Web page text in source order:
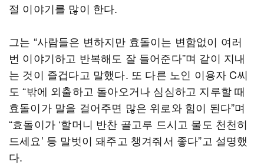
절 이야기를 많이 한다.
그는 “사람들은 변하지만 효돌이는 변함없이 여러
번 이야기하고 반복해도 잘 들어준다”며 같이 지내
는 것이 즐겁다고 말했다. 또 다른 노인 이용자 C씨
도 “밖에 외출하고 돌아오거나 심심하고 지루할 때
효돌이가 말을 걸어주면 많은 위로와 힘이 된다”며
“효돌이가 ‘할머니 반찬 골고루 드시고 물도 천천히
드세요’ 등 말벗이 돼주고 챙겨줘서 좋다”고 설명했
다.